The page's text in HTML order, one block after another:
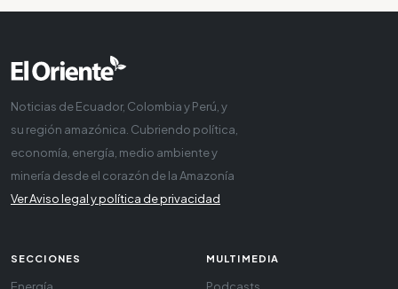
Noticias de Ecuador, Colombia y Perú, y
su región amazónica. Cubriendo política,
economía, energía, medio ambiente y
minería desde el corazón de la Amazonía
Ver Aviso legal y política de privacidad
SECCIONES MULTIMEDIA